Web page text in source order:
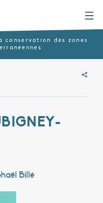
conservation des zones
Billé